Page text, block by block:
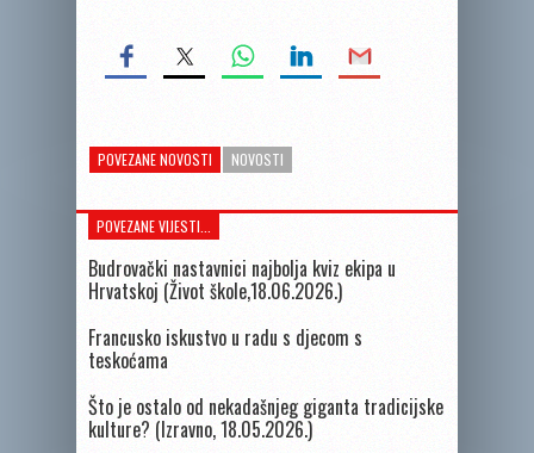
POVEZANE NOVOSTI NOVOSTI
POVEZANE VIJESTI...
Budrovački nastavnici najbolja kviz ekipa u
Hrvatskoj (Život škole,18.06.2026.)
Francusko iskustvo u radu s djecom s
teskoćama
Što je ostalo od nekadašnjeg giganta tradicijske
kulture? (Izravno, 18.05.2026.)